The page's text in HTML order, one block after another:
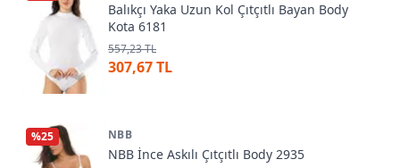
Balıkçı Yaka Uzun Kol Çıtçıtlı Bayan Body
Kota 6181
557,23 TL
307,67 TL
%25 NBB
NBB İnce Askılı Çıtçıtlı Body 2935